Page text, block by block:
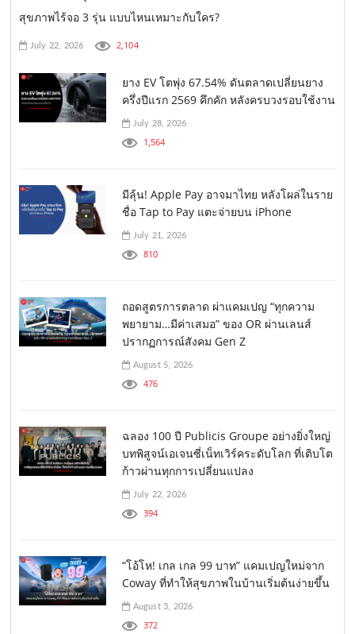
สุขภาพไร้จอ 3 รุ่น แบบไหนเหมาะกับใคร?
July 22, 2026 2,104
ยาง EV โตพุ่ง 67.54% ดันตลาดเปลี่ยนยาง
ครึ่งปีแรก 2569 คึกคัก หลังครบวงรอบใช้งาน
July 28, 2026
1,564
มีลุ้น! Apple Pay อาจมาไทย หลังโผล่ในราย
ชื่อ Tap to Pay แตะจ่ายบน iPhone
July 21, 2026
810
ถอดสูตรการตลาด ผ่าแคมเปญ “ทุกความ
พยายาม…มีค่าเสมอ” ของ OR ผ่านเลนส์
ปรากฏการณ์สังคม Gen Z
August 5, 2026
476
ฉลอง 100 ปี Publicis Groupe อย่างยิ่งใหญ่
บทพิสูจน์เอเจนซี่เน็ทเวิร์คระดับโลก ที่เติบโต
ก้าวผ่านทุกการเปลี่ยนแปลง
July 22, 2026
394
“โอ้โห! เกล เกล 99 บาท” แคมเปญใหม่จาก
Coway ที่ทำให้สุขภาพในบ้านเริ่มต้นง่ายขึ้น
August 3, 2026
372